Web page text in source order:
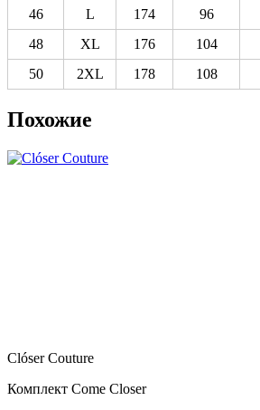
46 L 174 96
48
XL 176 104
50
2XL 178 108
Похожие
Clóser Couture
Комплект Come Closer